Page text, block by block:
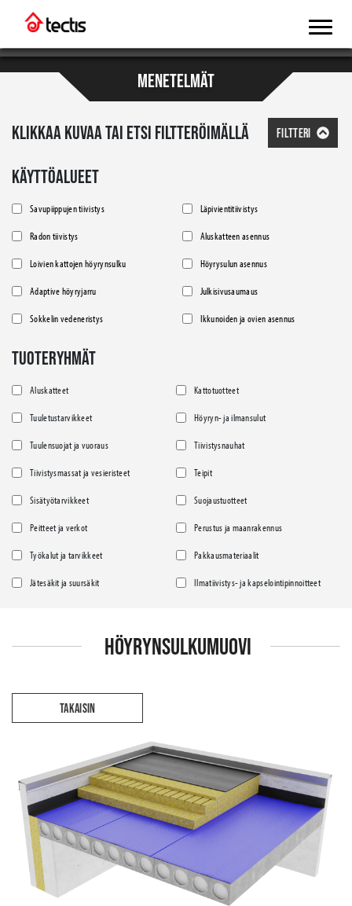
MENETELMÄT
KLIKKAA KUVAA TAI ETSI FILTTERÖIMÄLLÄ FILTTERI
KÄYTTÖALUEET
Savupiippujen tiivistys Läpivientitiivistys
Radon tiivistys Aluskatteen asennus
Loivien kattojen höyrynsulku Höyrysulun asennus
Adaptive höyryjarru Julkisivusaumaus
Sokkelin vedeneristys Ikkunoiden ja ovien asennus
TUOTERYHMÄT
Aluskatteet Kattotuotteet
Tuuletustarvikkeet Höyryn- ja ilmansulut
Tuulensuojat ja vuoraus Tiivistysnauhat
Tiivistysmassat ja vesieristeet Teipit
Sisätyötarvikkeet Suojaustuotteet
Peitteet ja verkot Perustus ja maanrakennus
Työkalut ja tarvikkeet Pakkausmateriaalit
Jätesäkit ja suursäkit Ilmatiivistys- ja kapselointipinnoitteet
HÖYRYNSULKUMUOVI
TAKAISIN